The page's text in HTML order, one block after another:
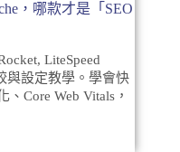
，哪款才是「SEO
LiteSpeed
與設定教學。學會快
Core Web Vitals，